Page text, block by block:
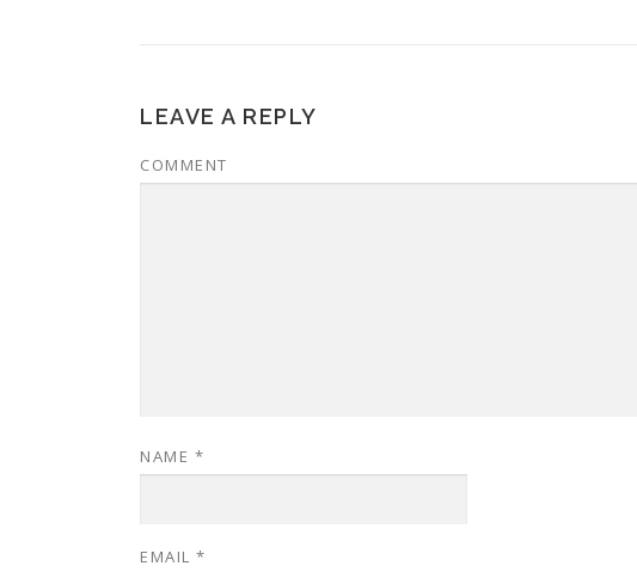
LEAVE A REPLY
COMMENT
NAME *
EMAIL *